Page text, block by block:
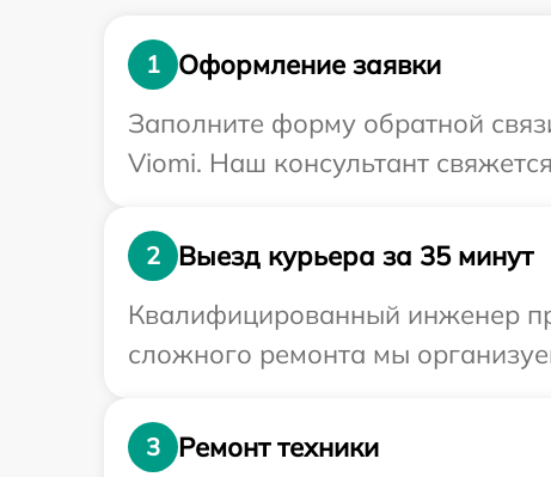
1
Оформление заявки
Заполните форму обратной
Viomi. Наш консультант
2
Выезд курьера за 35 минут
Квалифицированный инженер
сложного ремонта мы
3
Ремонт техники